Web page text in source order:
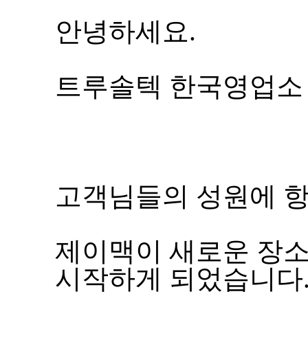
안녕하세요.
트루솔텍 한국영업
고객님들의 성원에
제이맥이 새로운 장
시작하게 되었습니